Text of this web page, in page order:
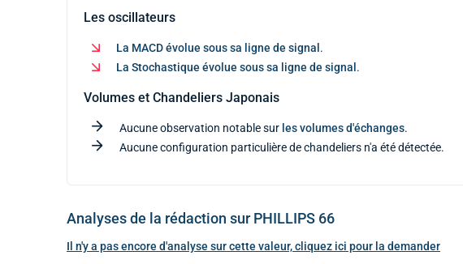
Les oscillateurs
La MACD évolue sous sa ligne de signal .
La Stochastique évolue sous sa ligne de signal .
Volumes et Chandeliers Japonais
Aucune observation notable sur les volumes d'échanges.
Aucune configuration particulière de chandeliers n'a été détectée.
Analyses de la rédaction sur PHILLIPS 66
Il n'y a pas encore d'analyse sur cette valeur, cliquez ici pour la demander